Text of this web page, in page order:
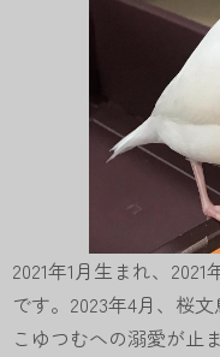
2021年1月生まれ、
です。2023年4月、桜
こゆつむへの溺愛が止